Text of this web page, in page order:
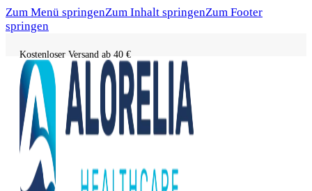
Zum Menü springenZum Inhalt springenZum Footer
springen
Kostenloser Versand ab 40 €